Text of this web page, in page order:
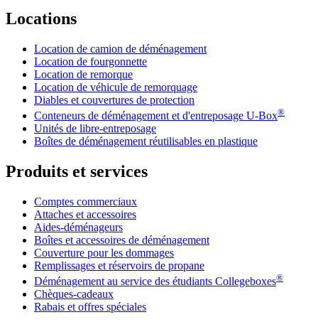
Locations
Location de camion de déménagement
Location de fourgonnette
Location de remorque
Location de véhicule de remorquage
Diables et couvertures de protection
Conteneurs de déménagement et d'entreposage U-Box®
Unités de libre-entreposage
Boîtes de déménagement réutilisables en plastique
Produits et services
Comptes commerciaux
Attaches et accessoires
Aides-déménageurs
Boîtes et accessoires de déménagement
Couverture pour les dommages
Remplissages et réservoirs de propane
Déménagement au service des étudiants Collegeboxes®
Chèques-cadeaux
Rabais et offres spéciales